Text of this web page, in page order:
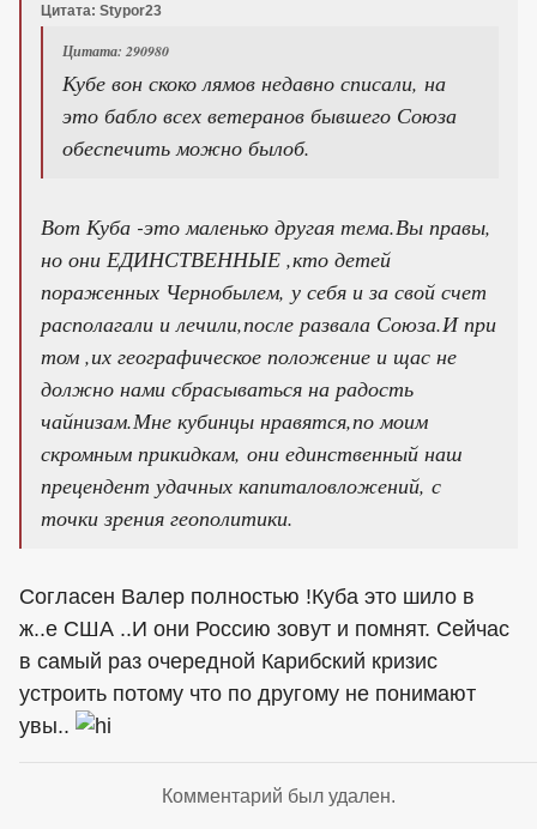
Цитата: Stypor23
Цитата: 290980
Кубе вон скоко лямов недавно списали, на
это бабло всех ветеранов бывшего Союза
обеспечить можно былоб.
Вот Куба -это маленько другая тема.Вы правы,
но они ЕДИНСТВЕННЫЕ ,кто детей
пораженных Чернобылем, у себя и за свой счет
располагали и лечили,после развала Союза.И при
том ,их географическое положение и щас не
должно нами сбрасываться на радость
чайнизам.Мне кубинцы нравятся,по моим
скромным прикидкам, они единственный наш
прецендент удачных капиталовложений, с
точки зрения геополитики.
Согласен Валер полностью !Куба это шило в
ж..е США ..И они Россию зовут и помнят. Сейчас
в самый раз очередной Карибский кризис
устроить потому что по другому не понимают
увы..
Комментарий был удален.